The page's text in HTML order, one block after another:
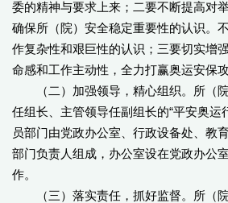
委的精神与要求上来；二要不断提高对
确保所（院）安全稳定重要性的认识。
作复杂性和艰巨性的认识；三要切实增
命感和工作主动性，全力打赢奥运安保攻
（二）加强领导，精心组织。所（
任组长、主管领导任副组长的“平安奥运
员部门由党政办公室、行政设备处、教
部门负责人组成，办公室设在党政办公
作。
（三）落实责任，抓好监督。所（